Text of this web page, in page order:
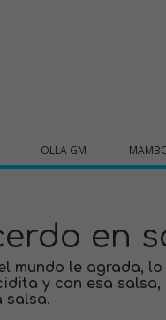
OLLA GM
en
mundo le agrada,
y con esa
salsa.